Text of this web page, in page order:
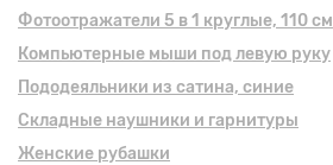
Фотоотражатели 5 в 1 круглые, 110 см
Компьютерные мыши под левую руку
Пододеяльники из сатина, синие
Складные наушники и гарнитуры
Женские рубашки